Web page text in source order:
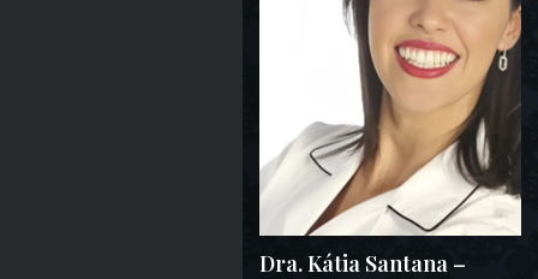
Dra. Kátia Santana –